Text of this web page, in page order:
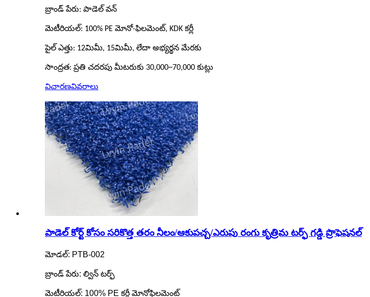
బ్రాండ్ పేరు: పాడెల్ వన్
మెటీరియల్: 100% PE మోనో-ఫిలమెంట్, KDK కర్లీ
పైల్ ఎత్తు: 12మిమీ, 15మిమీ, లేదా అభ్యర్థన మేరకు
సాంద్రత: ప్రతి చదరపు మీటరుకు 30,000~70,000 కుట్లు
విచారణవివరాలు
పాడెల్ కోర్ట్ కోసం సరికొత్త తరం నీలం/ఆకుపచ్చ/ఎరుపు రంగు కృత్రిమ టర్ఫ్ గడ్డి ప్రొఫెషనల్
మోడల్: PTB-002
బ్రాండ్ పేరు: ల్విన్ టర్ఫ్
మెటీరియల్: 100% PE కర్లీ మోనోఫిలమెంట్